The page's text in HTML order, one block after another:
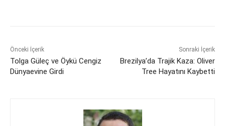
Önceki İçerik
Tolga Güleç ve Öykü Cengiz
Dünyaevine Girdi
Sonraki İçerik
Brezilya’da Trajik Kaza: Oliver
Tree Hayatını Kaybetti